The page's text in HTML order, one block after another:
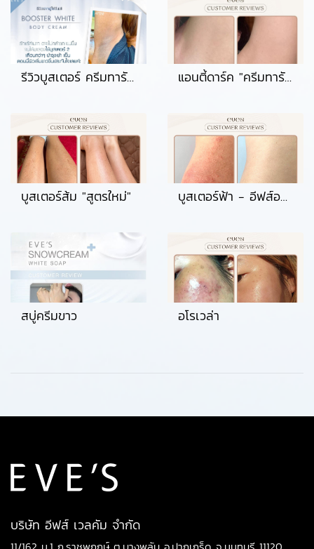
รีวิวบูสเตอร์ ครีมทารักแร้ขาว แอนตี้ดาร์ค "ครีมทารักแร้"
บูสเตอร์ส้ม "สูตรใหม่" บูสเตอร์ฟ้า - อีฟส์ออยล์
สบู่ครีมขาว อโรเวล่า
บริษัท อีฟส์ เวลคัม จำกัด